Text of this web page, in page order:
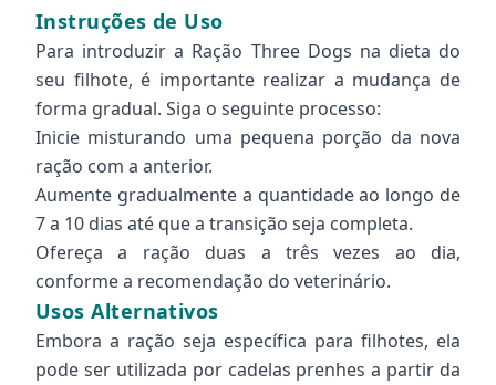
Instruções de Uso
Para introduzir a Ração Three Dogs na dieta do
seu filhote, é importante realizar a mudança de
forma gradual. Siga o seguinte processo:
Inicie misturando uma pequena porção da nova
ração com a anterior.
Aumente gradualmente a quantidade ao longo de
7 a 10 dias até que a transição seja completa.
Ofereça a ração duas a três vezes ao dia,
conforme a recomendação do veterinário.
Usos Alternativos
Embora a ração seja específica para filhotes, ela
pode ser utilizada por cadelas prenhes a partir da